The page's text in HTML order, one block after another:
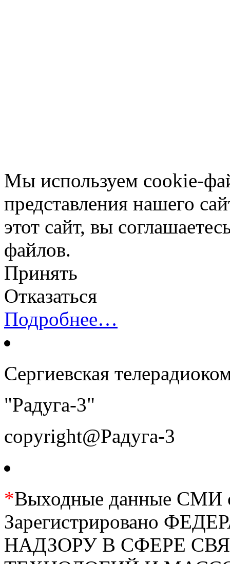
Мы используем cookie-
представления нашего
этот сайт, вы
файлов.
Принять
Отказаться
Подробнее…
Сергиевская
"Радуга-3"
copyright@Радуга-3
*Выходные данные СМИ
Зарегистрировано
НАДЗОРУ В СФЕРЕ